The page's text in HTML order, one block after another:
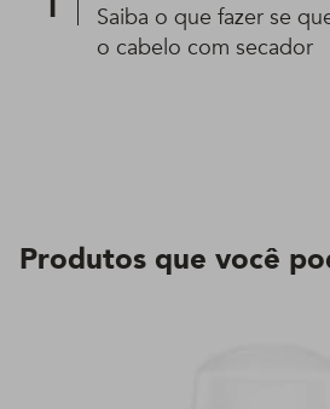
Saiba o que fazer se
o cabelo com secador
Produtos que você